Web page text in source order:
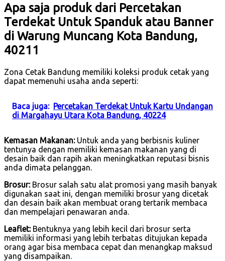
Apa saja produk dari Percetakan
Terdekat Untuk Spanduk atau Banner
di Warung Muncang Kota Bandung,
40211
Zona Cetak Bandung memiliki koleksi produk cetak yang
dapat memenuhi usaha anda seperti:
Baca juga: Percetakan Terdekat Untuk Kartu Undangan
di Margahayu Utara Kota Bandung, 40224
Kemasan Makanan:Untuk anda yang berbisnis kuliner
tentunya dengan memiliki kemasan makanan yang di
desain baik dan rapih akan meningkatkan reputasi bisnis
anda dimata pelanggan.
Brosur:Brosur salah satu alat promosi yang masih banyak
digunakan saat ini, dengan memiliki brosur yang dicetak
dan desain baik akan membuat orang tertarik membaca
dan mempelajari penawaran anda.
Leaflet:Bentuknya yang lebih kecil dari brosur serta
memiliki informasi yang lebih terbatas ditujukan kepada
orang agar bisa membaca cepat dan menangkap maksud
yang disampaikan.